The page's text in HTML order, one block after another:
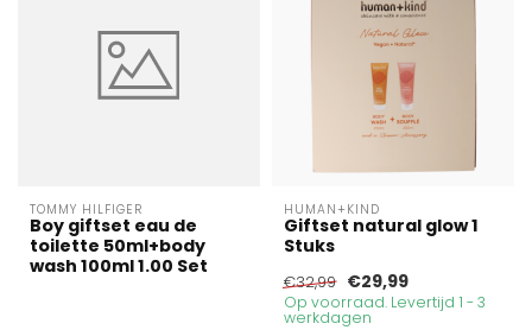
TOMMY HILFIGER
Boy giftset eau de
toilette 50ml+body
wash 100ml 1.00 Set
HUMAN+KIND
Giftset natural glow 1
Stuks
€32,99 €29,99
Op voorraad. Levertijd 1 - 3
werkdagen